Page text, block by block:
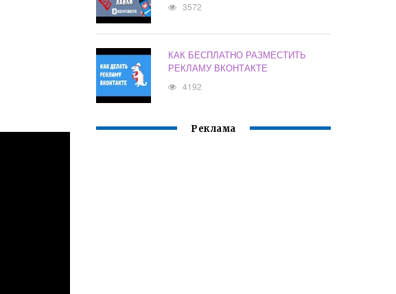
3572
КАК БЕСПЛАТНО РАЗМЕСТИТЬ
РЕКЛАМУ ВКОНТАКТЕ
4192
Реклама